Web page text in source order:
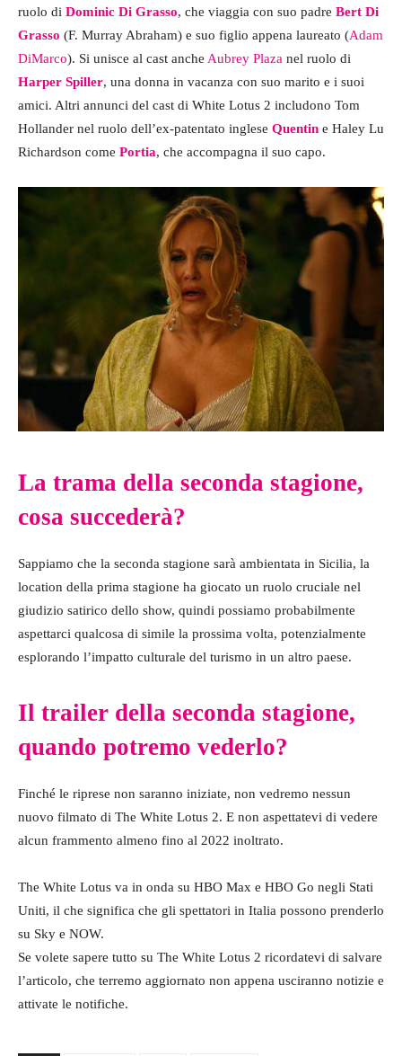
ruolo di Dominic Di Grasso, che viaggia con suo padre Bert Di
Grasso (F. Murray Abraham) e suo figlio appena laureato (Adam
DiMarco). Si unisce al cast anche Aubrey Plaza nel ruolo di
Harper Spiller, una donna in vacanza con suo marito e i suoi
amici. Altri annunci del cast di White Lotus 2 includono Tom
Hollander nel ruolo dell’ex-patentato inglese Quentin e Haley Lu
Richardson come Portia, che accompagna il suo capo.
La trama della seconda stagione,
cosa succederà?
Sappiamo che la seconda stagione sarà ambientata in Sicilia, la
location della prima stagione ha giocato un ruolo cruciale nel
giudizio satirico dello show, quindi possiamo probabilmente
aspettarci qualcosa di simile la prossima volta, potenzialmente
esplorando l’impatto culturale del turismo in un altro paese.
Il trailer della seconda stagione,
quando potremo vederlo?
Finché le riprese non saranno iniziate, non vedremo nessun
nuovo filmato di The White Lotus 2. E non aspettatevi di vedere
alcun frammento almeno fino al 2022 inoltrato.
The White Lotus va in onda su HBO Max e HBO Go negli Stati
Uniti, il che significa che gli spettatori in Italia possono prenderlo
su Sky e NOW.
Se volete sapere tutto su The White Lotus 2 ricordatevi di salvare
l’articolo, che terremo aggiornato non appena usciranno notizie e
attivate le notifiche.